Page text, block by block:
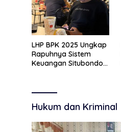
LHP BPK 2025 Ungkap
Rapuhnya Sistem
Keuangan Situbondo,
Hukum dan Kriminal